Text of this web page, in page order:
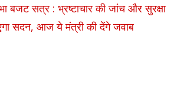
बजट सत्र : भ्रष्टाचार की जांच और सुरक्षा
सदन, आज ये मंत्री की देंगे जवाब